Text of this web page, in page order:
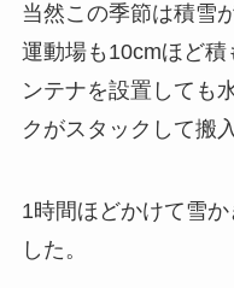
当然この季節は積雪
運動場も10cmほど積
ンテナを設置しても
クがスタックして搬
1時間ほどかけて雪
した。